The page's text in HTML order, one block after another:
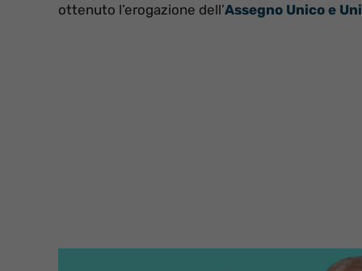
ottenuto l’erogazione dell’Assegno Unico e